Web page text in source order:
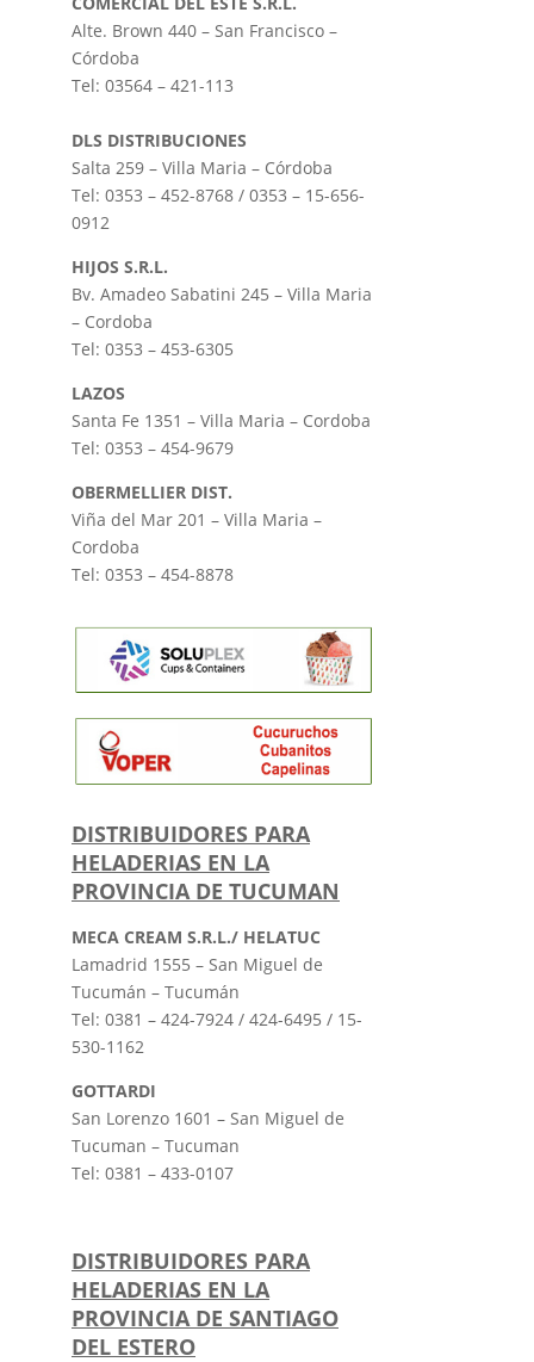
Alte. Brown 440 – San Francisco –
Córdoba
Tel: 03564 – 421-113
DLS DISTRIBUCIONES
Salta 259 – Villa Maria – Córdoba
Tel: 0353 – 452-8768 / 0353 – 15-656-
0912
HIJOS S.R.L.
Bv. Amadeo Sabatini 245 – Villa Maria
– Cordoba
Tel: 0353 – 453-6305
LAZOS
Santa Fe 1351 – Villa Maria – Cordoba
Tel: 0353 – 454-9679
OBERMELLIER DIST.
Viña del Mar 201 – Villa Maria –
Cordoba
Tel: 0353 – 454-8878
DISTRIBUIDORES PARA
HELADERIAS EN LA
PROVINCIA DE TUCUMAN
MECA CREAM S.R.L./ HELATUC
Lamadrid 1555 – San Miguel de
Tucumán – Tucumán
Tel: 0381 – 424-7924 / 424-6495 / 15-
530-1162
GOTTARDI
San Lorenzo 1601 – San Miguel de
Tucuman – Tucuman
Tel: 0381 – 433-0107
DISTRIBUIDORES PARA
HELADERIAS EN LA
PROVINCIA DE SANTIAGO
DEL ESTERO